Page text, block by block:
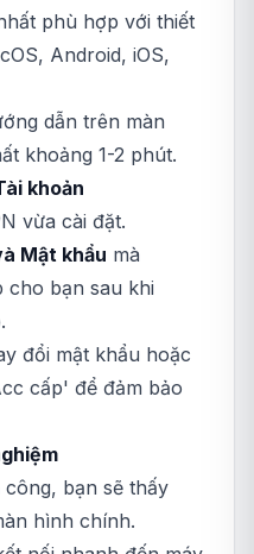
phù hợp với thiết
Android, iOS,
dẫn trên màn
khoảng 1-2 phút.
khoản
vừa cài đặt.
Mật khẩu mà
cho bạn sau khi
đổi mật khẩu hoặc
cấp' để đảm bảo
bạn sẽ thấy
hình chính.